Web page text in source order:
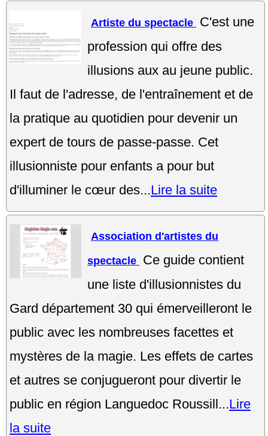
Artiste du spectacle C'est une
profession qui offre des
illusions aux au jeune public.
Il faut de l'adresse, de l'entraînement et de
la pratique au quotidien pour devenir un
expert de tours de passe-passe. Cet
illusionniste pour enfants a pour but
d'illuminer le cœur des...Lire la suite
Association d'artistes du
spectacle Ce guide contient
une liste d'illusionnistes du
Gard département 30 qui émerveilleront le
public avec les nombreuses facettes et
mystères de la magie. Les effets de cartes
et autres se conjugueront pour divertir le
public en région Languedoc Roussill...Lire
la suite